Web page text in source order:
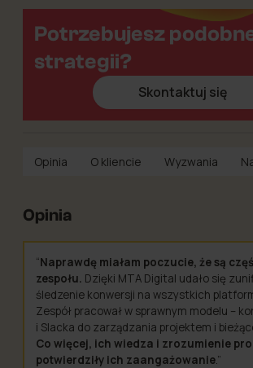
Potrzebujesz
strategii?
Skontaktuj się
Opinia O kliencie Wyzwania
Opinia
“Naprawdę miałam poczucie, że są
zespołu. Dzięki MTA Digital udało się
śledzenie konwersji na wszystkich
Zespół pracował w sprawnym modelu –
i Slacka do zarządzania projektem i
Co więcej, ich wiedza i zrozumienie
potwierdziły ich zaangażowanie.”